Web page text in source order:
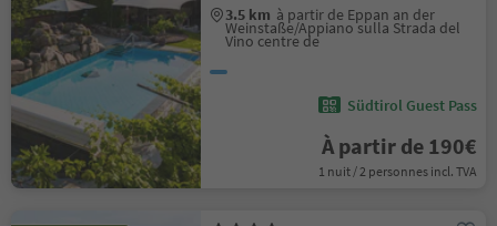
3.5 km à partir de Eppan an der
Weinstaße/Appiano sulla Strada del
Vino centre de
Südtirol Guest Pass
À partir de 190€
1 nuit / 2 personnes incl. TVA